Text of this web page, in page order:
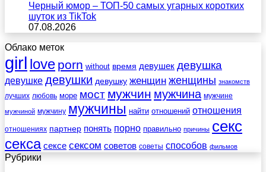
Черный юмор – ТОП-50 самых угарных коротких
шуток из TikTok
07.08.2026
Облако меток
girl love porn without время девушек девушка
девушке девушки девушку женщин женщины знакомств
лучших любовь море мост мужчин мужчина мужчине
мужчиной мужчину мужчины найти отношений отношения
отношениях партнер понять порно правильно причины секс
секса сексе сексом советов советы способов фильмов
Рубрики